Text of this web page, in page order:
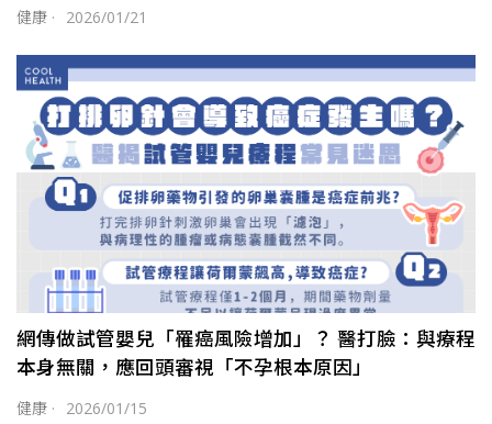
健康 · 2026/01/21
網傳做試管嬰兒「罹癌風險增加」？ 醫打臉：與療程
本身無關，應回頭審視「不孕根本原因」
健康 · 2026/01/15